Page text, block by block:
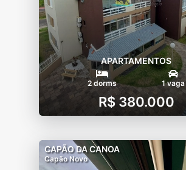
APARTAMENTOS
2 dorms 1 vaga
R$ 380.000
CAPÃO DA CANOA
Capão Novo